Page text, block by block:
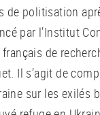
de politisation
par l’Institut
de
Il s’agit de
sur les exilés